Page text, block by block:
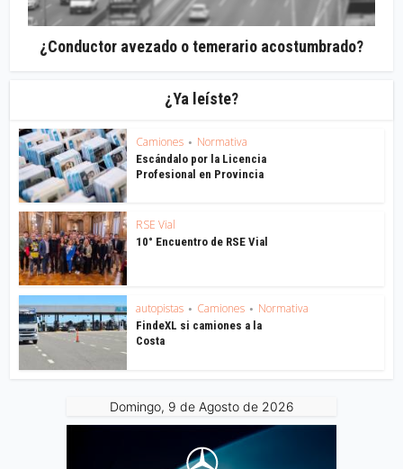
¿Conductor avezado o temerario acostumbrado?
¿Ya leíste?
Camiones • Normativa
Escándalo por la Licencia
Profesional en Provincia
RSE Vial
10° Encuentro de RSE Vial
autopistas • Camiones • Normativa
FindeXL si camiones a la
Costa
Domingo, 9 de Agosto de 2026